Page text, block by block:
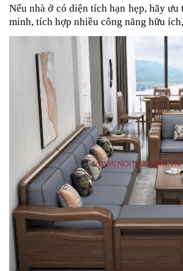
Nếu nhà ở có diện tích hạn hẹp, hãy ưu
minh, tích hợp nhiều công năng hữu